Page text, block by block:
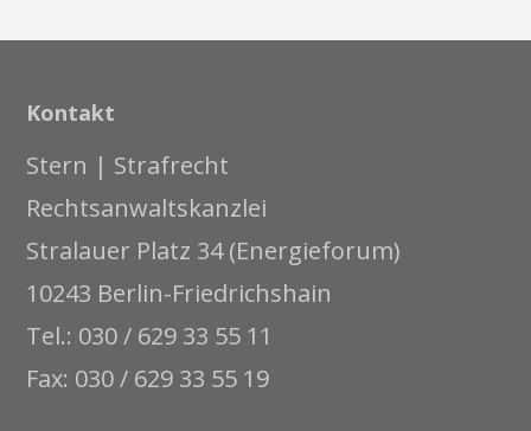
Kontakt
Stern | Strafrecht
Rechtsanwaltskanzlei
Stralauer Platz 34 (Energieforum)
10243 Berlin-Friedrichshain
Tel.: 030 / 629 33 55 11
Fax: 030 / 629 33 55 19